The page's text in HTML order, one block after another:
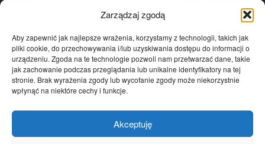
Zarządzaj zgodą
Aby zapewnić jak najlepsze wrażenia, korzystamy z technologii, takich jak
pliki cookie, do przechowywania i/lub uzyskiwania dostępu do informacji o
urządzeniu. Zgoda na te technologie pozwoli nam przetwarzać dane, takie
jak zachowanie podczas przeglądania lub unikalne identyfikatory na tej
stronie. Brak wyrażenia zgody lub wycofanie zgody może niekorzystnie
wpłynąć na niektóre cechy i funkcje.
Akceptuję
Temat dnia
4601
Publicystyka
4363
Polityka
3639
Polska
Społeczeństwo
2823